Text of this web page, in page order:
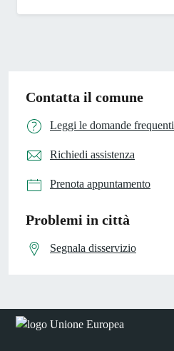
Contatta il comune
Leggi le domande frequenti
Richiedi assistenza
Prenota appuntamento
Problemi in città
Segnala disservizio